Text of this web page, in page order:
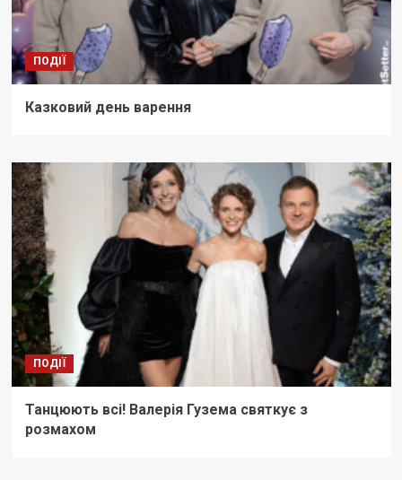
ПОДІЇ
Казковий день варення
ПОДІЇ
Танцюють всі! Валерія Гузема святкує з
розмахом